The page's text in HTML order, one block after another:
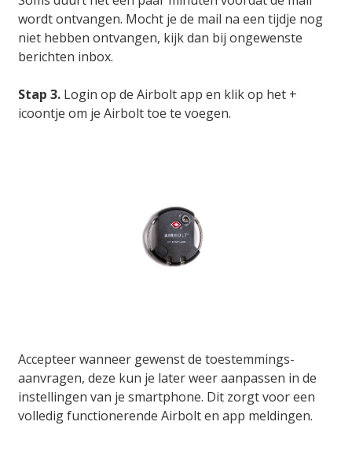
wordt ontvangen. Mocht je de mail na een tijdje nog
niet hebben ontvangen, kijk dan bij ongewenste
berichten inbox.
Stap 3. Login op de Airbolt app en klik op het +
icoontje om je Airbolt toe te voegen.
Accepteer wanneer gewenst de toestemmings-
aanvragen, deze kun je later weer aanpassen in de
instellingen van je smartphone. Dit zorgt voor een
volledig functionerende Airbolt en app meldingen.